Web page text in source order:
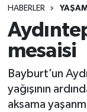
HABERLER
mesaisi
Bayburt’un
yağışının
aksama
Süper Lig
Tüm
Son